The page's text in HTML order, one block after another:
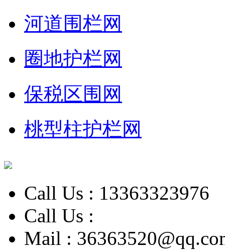
河道围栏网
圈地护栏网
保税区围网
桃型柱护栏网
Call Us : 13363323976
Call Us :
Mail :